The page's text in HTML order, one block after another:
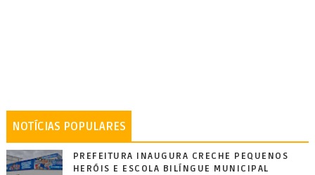
NOTÍCIAS POPULARES
PREFEITURA INAUGURA CRECHE PEQUENOS
HERÓIS E ESCOLA BILÍNGUE MUNICIPAL